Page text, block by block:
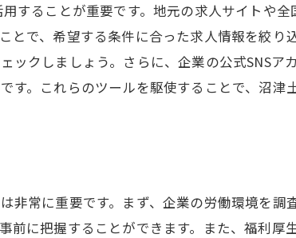
街並みと周辺観光地の紹介
連携による仕事の広がり
木業界の関係性
の最新トレンドを知る
を明確に描くためのヒント
することが重要です。地元の求人サイトや
で、希望する条件に合った求人情報を絞り
クしましょう。さらに、企業の公式SNSア
。これらのツールを駆使することで、沼津
非常に重要です。まず、企業の労働環境を調
に把握することができます。また、福利厚